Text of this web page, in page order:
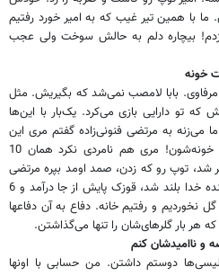
با همین تیر غیب که به امیر خورد رفتیم
زدم! بیچاره دلم به حالش سوخت ولی عجب
خونه
بابا لامصب نمی‌شد که بگیریش. مثل
که تو دارایی بازی می‌کرد. یک‌بار با این‌ها
می‌زنه به مرتضی فنونی‌‌زاده گفتم مری این
گل می‌زنه بفرستش تا خطری نشده، خونه‌شون! مری هم نامردی نکرد همان 10
شد، توپ رو که زدن، صمد اومد بپره مرتضی
پایش را گذاشت روی کف پای صمد. بنده خدا بلند شد، قوزک پایش از جا درآمد و 6
نخوردیم و رفتیم خانه. دفاع به آن دفاعها
هر بار گلرهای‌شان را تنها می‌گذاشتن.
و ناامیدشان کنم
دوستم داشتن. من حسابی با اونها